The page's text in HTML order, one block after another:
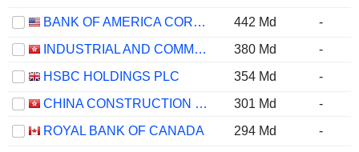
BANK OF AMERICA CORPORATION 442 Md
-
INDUSTRIAL AND COMMERCIAL BANK OF CHINA LIMITED
380 Md
-
HSBC HOLDINGS PLC
354 Md
-
CHINA CONSTRUCTION BANK CORPORATION
301 Md
-
ROYAL BANK OF CANADA
294 Md -